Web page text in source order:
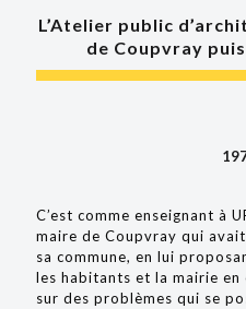
L’Atelier public
de Coupvray
C’est comme enseignant à
maire de Coupvray qui
sa commune, en lui
les habitants et la mairie
sur des problèmes qui se